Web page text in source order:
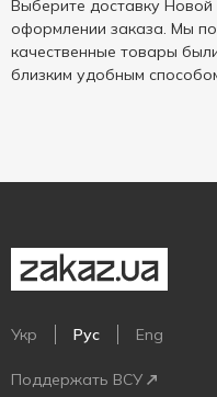
Выберите доставку
оформлении заказа. Мы
качественные товары
близким удобным
Укр Рус Eng
Поддержать ВСУ